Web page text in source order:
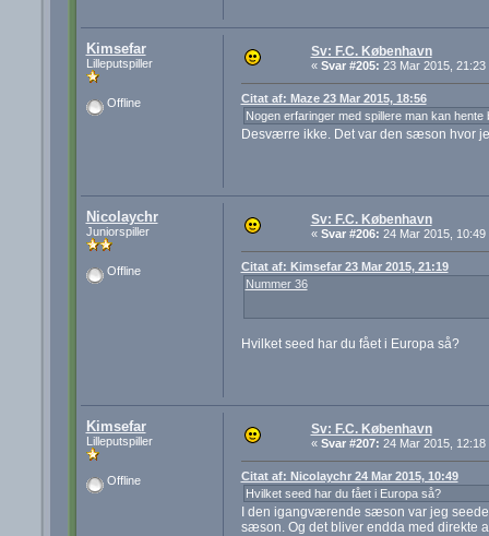
Kimsefar
Lilleputspiller
Offline
Sv: F.C. København
« Svar #205: 23 Mar 2015, 21:23
Citat af: Maze 23 Mar 2015, 18:56
Nogen erfaringer med spillere man kan hente
Desværre ikke. Det var den sæson hvor
Nicolaychr
Juniorspiller
Offline
Sv: F.C. København
« Svar #206: 24 Mar 2015, 10:49
Citat af: Kimsefar 23 Mar 2015, 21:19
Nummer 36
Hvilket seed har du fået i Europa så?
Kimsefar
Lilleputspiller
Offline
Sv: F.C. København
« Svar #207: 24 Mar 2015, 12:18
Citat af: Nicolaychr 24 Mar 2015, 10:49
Hvilket seed har du fået i Europa så?
I den igangværende sæson var jeg
sæson. Og det bliver endda med direkte